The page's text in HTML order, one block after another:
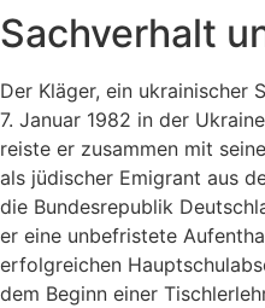
Sachverhalt
Der Kläger, ein ukrainischer
7. Januar 1982 in der
reiste er zusammen mit
als jüdischer Emigrant aus
die Bundesrepublik
er eine unbefristete
erfolgreichen
dem Beginn einer